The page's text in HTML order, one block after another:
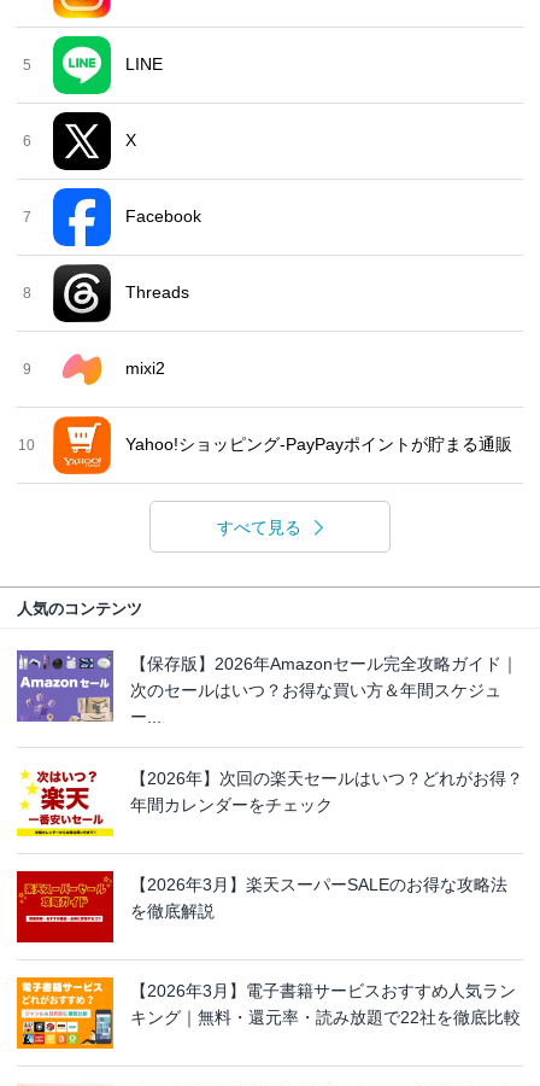
5 LINE
6 X
7 Facebook
8 Threads
9 mixi2
10 Yahoo!ショッピング-PayPayポイントが貯まる通販
すべて見る
人気のコンテンツ
【保存版】2026年Amazonセール完全攻略ガイド｜
次のセールはいつ？お得な買い方＆年間スケジュ
ー...
【2026年】次回の楽天セールはいつ？どれがお得？
年間カレンダーをチェック
【2026年3月】楽天スーパーSALEのお得な攻略法
を徹底解説
【2026年3月】電子書籍サービスおすすめ人気ラン
キング｜無料・還元率・読み放題で22社を徹底比較